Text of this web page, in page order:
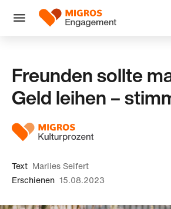
Navigation
überspringen
Menü
Logo
Freunden sollte
Geld leihen –
Text Marlies Seifert
Erschienen 15.08.2023